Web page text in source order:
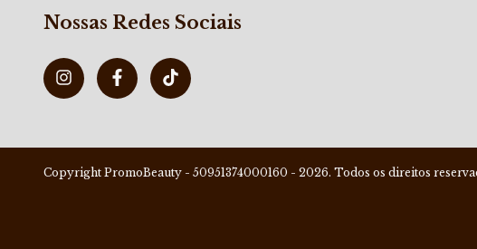
Nossas Redes Sociais
Copyright PromoBeauty - 50951374000160 - 2026. Todos os direitos